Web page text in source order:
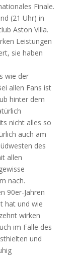
Finale.
(21 Uhr) in
Aston Villa.
Leistungen
sie haben
wie der
allen Fans ist
hinter dem
nicht alles so
auch am
des
allen
nach.
90er-Jahren
hat und wie
wirken
im Falle des
und